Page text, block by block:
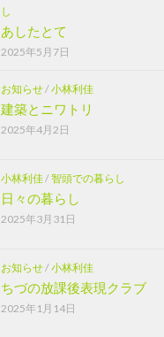
し
あしたとて
2025年5月7日
お知らせ/小林利佳
建築とニワトリ
2025年4月2日
小林利佳/智頭での暮らし
日々の暮らし
2025年3月31日
お知らせ/小林利佳
ちづの放課後表現クラブ
2025年1月14日